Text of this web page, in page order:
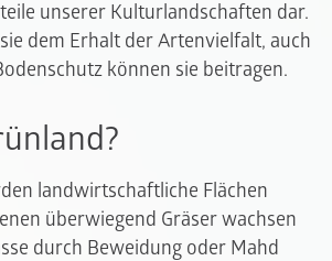
unserer Kulturlandschaften dar.
dem Erhalt der Artenvielfalt, auch
können sie beitragen.
landwirtschaftliche Flächen
überwiegend Gräser wachsen
durch Beweidung oder Mahd